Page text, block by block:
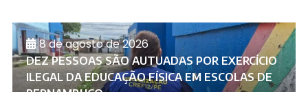
8 de agosto de 2026
DEZ PESSOAS SÃO AUTUADAS POR EXERCÍCIO
ILEGAL DA EDUCAÇÃO FÍSICA EM ESCOLAS DE